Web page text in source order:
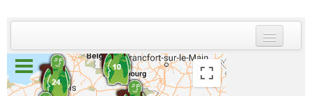
INSCRIVEZ-VOUS | ABONNEZ-VOUS